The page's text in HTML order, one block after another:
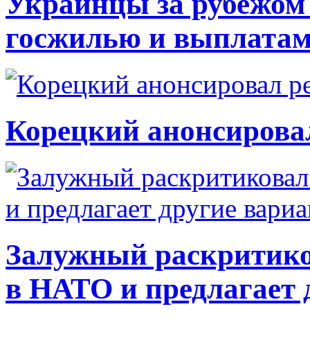
госжилью и
Корецкий
Залужный
в НАТО и предлагает